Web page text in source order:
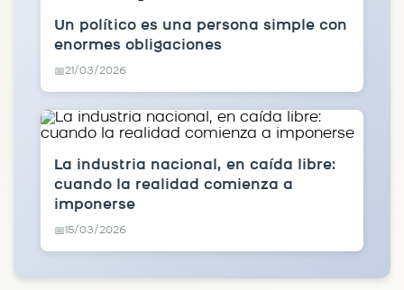
Un político es una persona simple con
enormes obligaciones
📅21/03/2026
La industria nacional, en caída libre:
cuando la realidad comienza a
imponerse
📅15/03/2026